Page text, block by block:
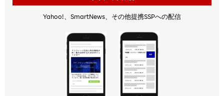
Yahoo!、SmartNews、その他提携SSPへの配信